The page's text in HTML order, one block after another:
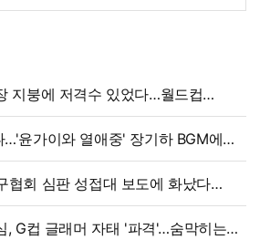
지붕에 저격수 있었다…월드컵
…'윤가이와 열애중' 장기하 BGM에
협회 심판 성접대 보도에 화났다
있어"
, G컵 글래머 자태 '파격'…숨막히는